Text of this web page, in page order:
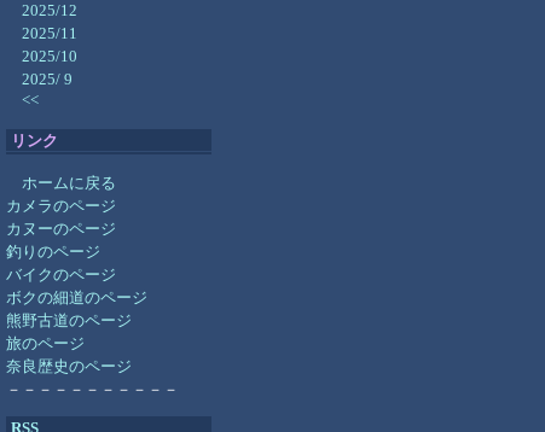
2025/12
2025/11
2025/10
2025/ 9
<<
リンク
ホームに戻る
カメラのページ
カヌーのページ
釣りのページ
バイクのページ
ボクの細道のページ
熊野古道のページ
旅のページ
奈良歴史のページ
－－－－－－－－－－－
RSS